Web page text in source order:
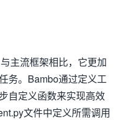
主流框架相比，它更加
务。Bambo通过定义工
自定义函数来实现高效
文件中定义所需调用